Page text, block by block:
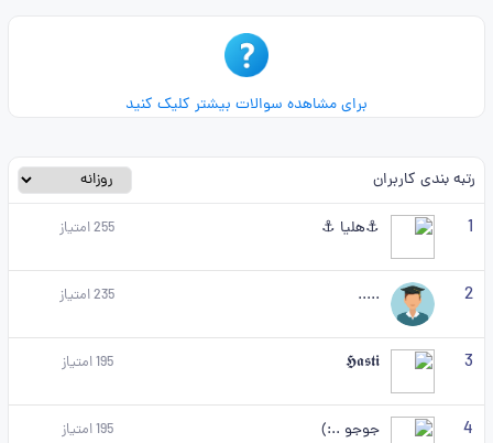
برای مشاهده سوالات بیشتر کلیک کنید
رتبه بندی کاربران
1 ⚓هلیا ⚓ 255امتیاز
2
.....
235امتیاز
3
𝕳𝖆𝖘𝖙𝖎
195امتیاز
4 جوجو ..:) 195امتیاز